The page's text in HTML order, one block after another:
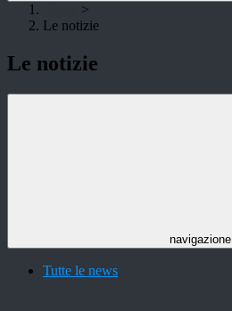
>
Le notizie
Le notizie
navigazione
Tutte le news